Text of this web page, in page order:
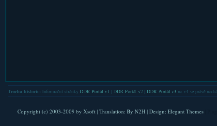
Trocha historie: Informační stránky DDR Portál v1 DDR Portál v2| DDR Portál v3na v4 se právě
Copyright (c) 2003-2009 by Xsoft| Translation: By N2H| Design: Elegant Themes